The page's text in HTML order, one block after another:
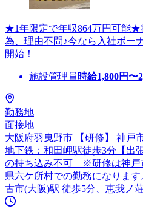
★1年限定で年収864万円可能★
為、理由不問♪今なら入社ボー
開始！
施設管理員 時給1,800円〜
勤務地
面接地
大阪府羽曳野市 【研修】 神
地下鉄：和田岬駅徒歩3分【
の持ち込み不可 ※研修は神戸
県六ケ所村での勤務になります
古市(大阪)駅 徒歩5分、恵我ノ